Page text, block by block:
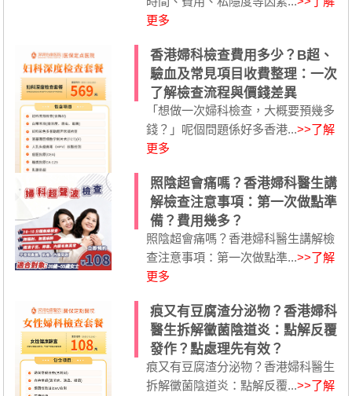
更多
香港婦科檢查費用多少？B超、
驗血及常見項目收費整理：一次
了解檢查流程與價錢差異
「想做一次婦科檢查，大概要預幾多
錢？」呢個問題係好多香港...>>了解
更多
照陰超會痛嗎？香港婦科醫生講
解檢查注意事項：第一次做點準
備？費用幾多？
照陰超會痛嗎？香港婦科醫生講解檢
查注意事項：第一次做點準...>>了解
更多
痕又有豆腐渣分泌物？香港婦科
醫生拆解黴菌陰道炎：點解反覆
發作？點處理先有效？
痕又有豆腐渣分泌物？香港婦科醫生
拆解黴菌陰道炎：點解反覆...>>了解